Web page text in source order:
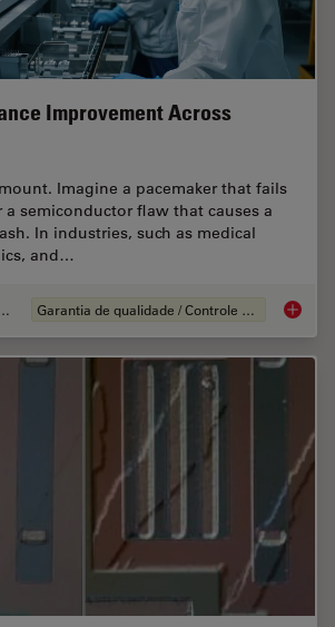
Improvement Across
Imagine a pacemaker that fails
semiconductor flaw that causes a
In industries, such as medical
and…
Garantia de qualidade / Controle de qualidade Quality